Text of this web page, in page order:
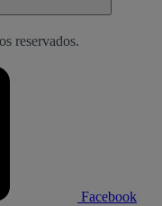
reservados.
Facebook